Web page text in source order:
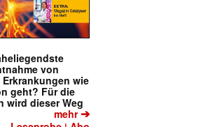
von
wie
geht? Für die
wird dieser Weg
mehr➔